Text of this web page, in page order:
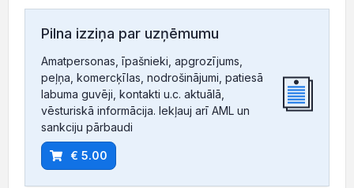
Pilna izziņa par uzņēmumu
Amatpersonas, īpašnieki, apgrozījums,
peļņa, komercķīlas, nodrošinājumi, patiesā
labuma guvēji, kontakti u.c. aktuālā,
vēsturiskā informācija. Iekļauj arī AML un
sankciju pārbaudi
€ 5.00